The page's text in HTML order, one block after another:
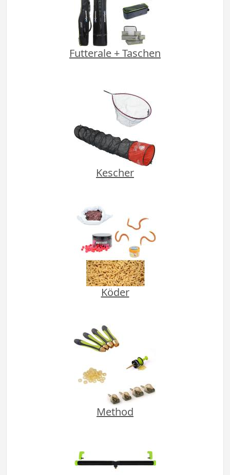
Futterale + Taschen
Kescher
Köder
Method